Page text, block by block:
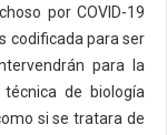
por COVID-19
codificada para ser
para la
de biología
si se tratara de